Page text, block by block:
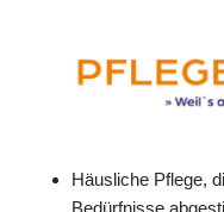
Häusliche Pflege,
Bedürfnisse